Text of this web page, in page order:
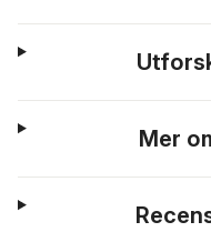
Mer